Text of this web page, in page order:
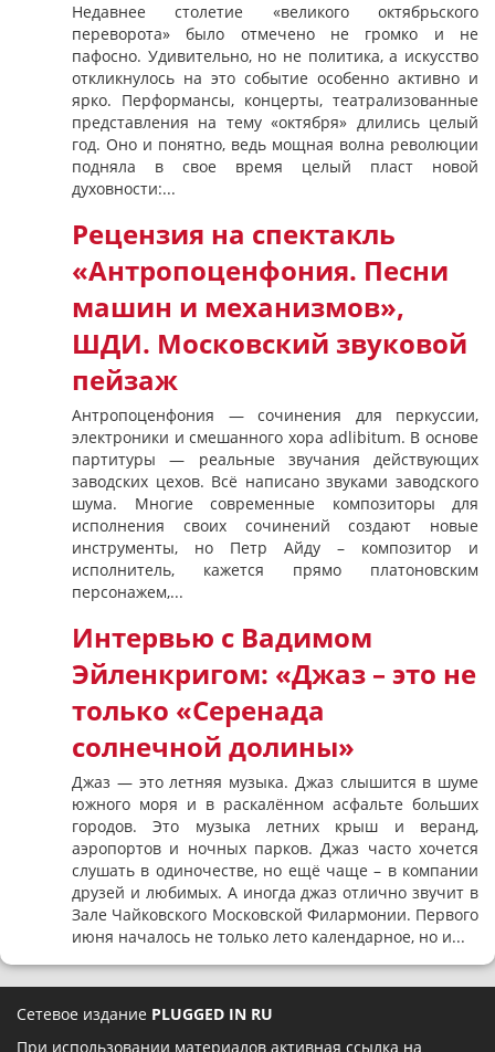
Недавнее столетие «великого октябрьского
переворота» было отмечено не громко и не
пафосно. Удивительно, но не политика, а искусство
откликнулось на это событие особенно активно и
ярко. Перформансы, концерты, театрализованные
представления на тему «октября» длились целый
год. Оно и понятно, ведь мощная волна революции
подняла в свое время целый пласт новой
духовности:...
Рецензия на спектакль
«Антропоценфония. Песни
машин и механизмов»,
ШДИ. Московский звуковой
пейзаж
Антропоценфония — сочинения для перкуссии,
электроники и смешанного хора adlibitum. В основе
партитуры — реальные звучания действующих
заводских цехов. Всё написано звуками заводского
шума. Многие современные композиторы для
исполнения своих сочинений создают новые
инструменты, но Петр Айду – композитор и
исполнитель, кажется прямо платоновским
персонажем,...
Интервью с Вадимом
Эйленкригом: «Джаз – это не
только «Серенада
солнечной долины»
Джаз — это летняя музыка. Джаз слышится в шуме
южного моря и в раскалённом асфальте больших
городов. Это музыка летних крыш и веранд,
аэропортов и ночных парков. Джаз часто хочется
слушать в одиночестве, но ещё чаще – в компании
друзей и любимых. А иногда джаз отлично звучит в
Зале Чайковского Московской Филармонии. Первого
июня началось не только лето календарное, но и...
Сетевое издание PLUGGED IN RU
При использовании материалов активная ссылка на